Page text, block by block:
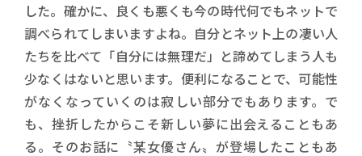
した。確かに、良くも悪くも今の時代何でもネットで
調べられてしまいますよね。自分とネット上の凄い人
たちを比べて「自分には無理だ」と諦めてしまう人も
少なくはないと思います。便利になることで、可能性
がなくなっていくのは寂しい部分でもあります。で
も、挫折したからこそ新しい夢に出会えることもあ
る。そのお話に〝某女優さん〟が登場したこともあ